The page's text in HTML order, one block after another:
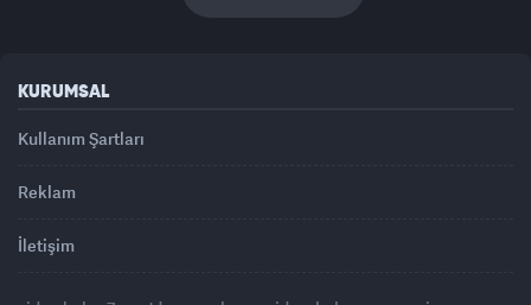
KURUMSAL
Kullanım Şartları
Reklam
İletişim